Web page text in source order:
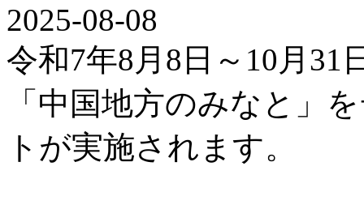
2025-08-08
令和7年8月8日～10月31
「中国地方のみなと」
トが実施されます。